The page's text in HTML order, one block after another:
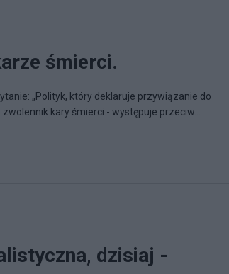
śmierci.
„Polityk, który deklaruje przywiązanie do
kary śmierci - występuje przeciw...
dzisiaj -